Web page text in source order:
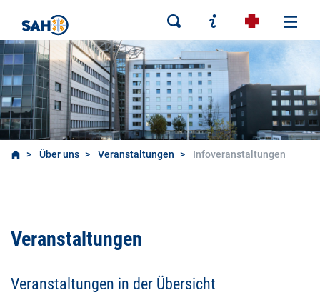
Über uns Veranstaltungen Infoveranstaltungen
Infoveranstaltungen
Veranstaltungen
Veranstaltungen in der Übersicht